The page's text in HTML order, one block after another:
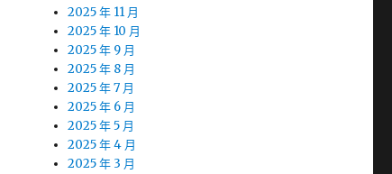
2025 年 11 月
2025 年 10 月
2025 年 9 月
2025 年 8 月
2025 年 7 月
2025 年 6 月
2025 年 5 月
2025 年 4 月
2025 年 3 月